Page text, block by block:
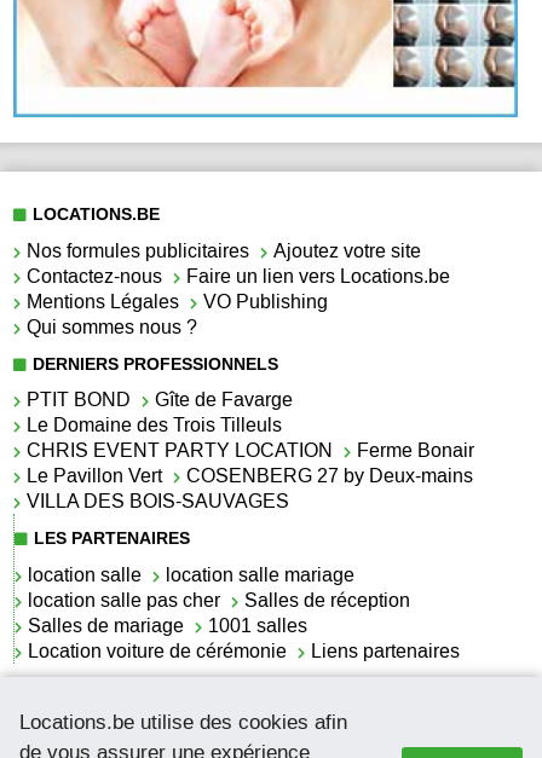
Locations.be utilise des cookies afin
de vous assurer une expérience
LOCATIONS.BE
Nos formules publicitaires
Ajoutez votre site
Contactez-nous
Faire un lien vers Locations.be
Mentions Légales
VO Publishing
Qui sommes nous ?
DERNIERS PROFESSIONNELS
PTIT BOND
Gîte de Favarge
Le Domaine des Trois Tilleuls
CHRIS EVENT PARTY LOCATION
Ferme Bonair
Le Pavillon Vert
COSENBERG 27 by Deux-mains
VILLA DES BOIS-SAUVAGES
LES PARTENAIRES
location salle
location salle mariage
location salle pas cher
Salles de réception
Salles de mariage
1001 salles
Location voiture de cérémonie
Liens partenaires
La location de lettrage pour mariage
La salle de réception pour mariage en Belgique